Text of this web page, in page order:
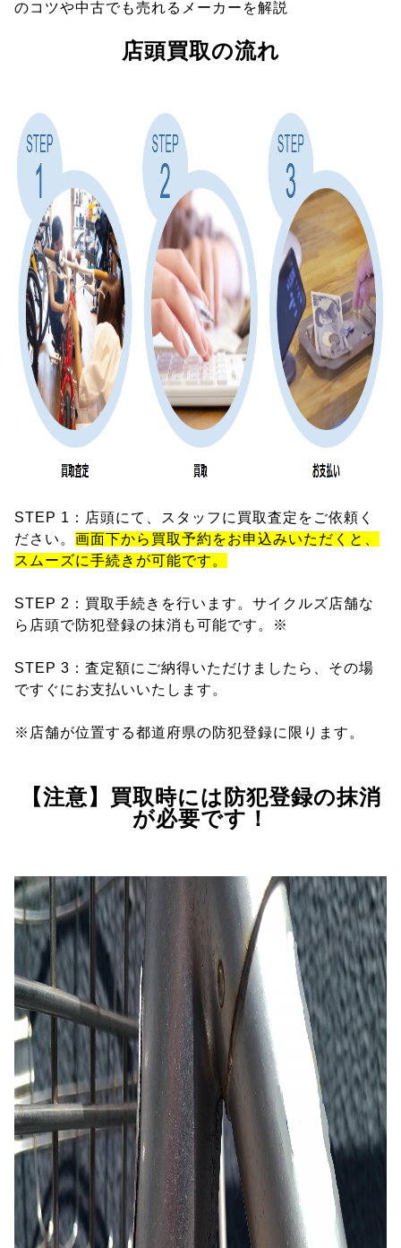
のコツや中古でも売れるメーカーを解説
店頭買取の流れ
STEP 1：店頭にて、スタッフに買取査定をご依頼く
ださい。 画面下から買取予約をお申込みいただくと、
スムーズに手続きが可能です。
STEP 2：買取手続きを行います。サイクルズ店舗な
ら店頭で防犯登録の抹消も可能です。※
STEP 3：査定額にご納得いただけましたら、その場
ですぐにお支払いいたします。
※店舗が位置する都道府県の防犯登録に限ります。
【注意】買取時には防犯登録の抹消
が必要です！